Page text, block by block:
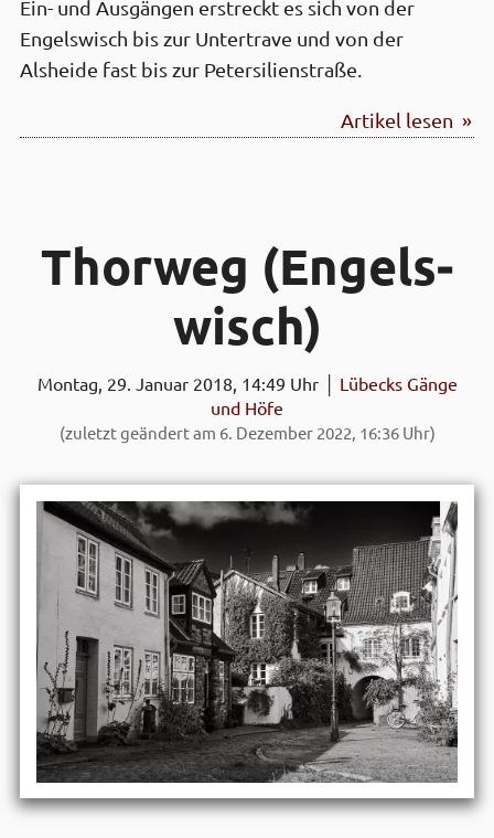
Ein- und Ausgängen erstreckt es sich von der
Engelswisch bis zur Untertrave und von der
Alsheide fast bis zur Petersilienstraße.
Artikel lesen »
Thor­weg (Engels­
wisch)
Montag, 29. Januar 2018, 14:49 Uhr │ Lübecks Gänge
und Höfe
(zuletzt geändert am 6. Dezember 2022, 16:36 Uhr)